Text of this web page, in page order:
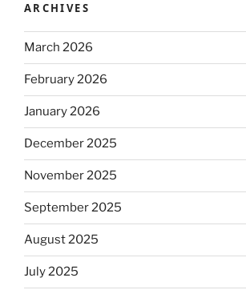
ARCHIVES
March 2026
February 2026
January 2026
December 2025
November 2025
September 2025
August 2025
July 2025